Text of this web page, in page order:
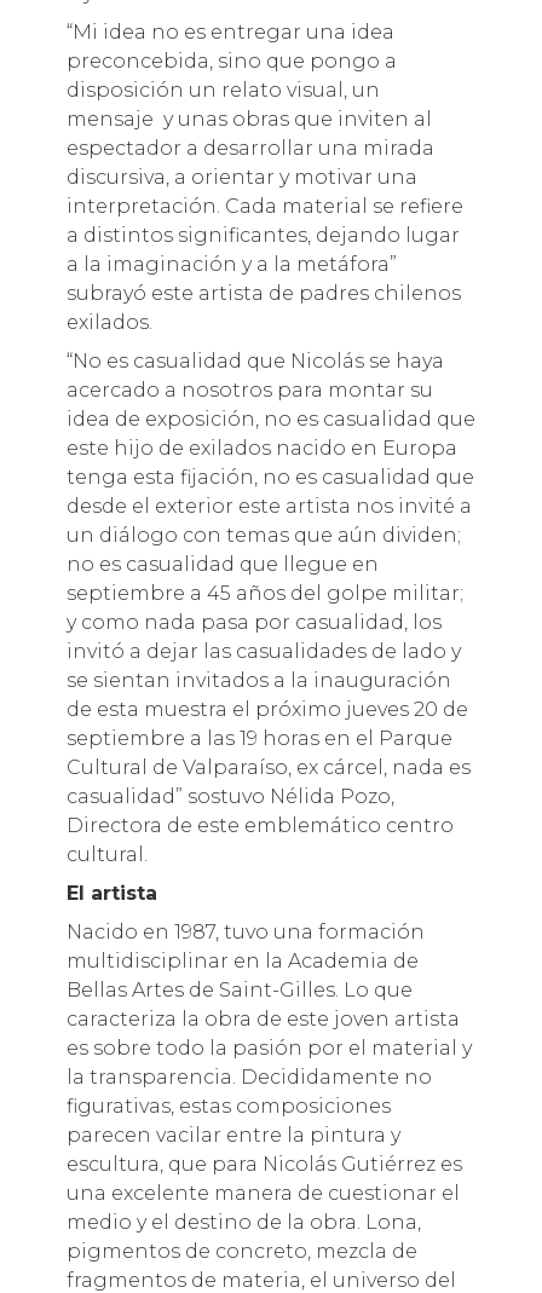
“Mi idea no es entregar una idea
preconcebida, sino que pongo a
disposición un relato visual, un
mensaje y unas obras que inviten al
espectador a desarrollar una mirada
discursiva, a orientar y motivar una
interpretación. Cada material se refiere
a distintos significantes, dejando lugar
a la imaginación y a la metáfora”
subrayó este artista de padres chilenos
exilados.
“No es casualidad que Nicolás se haya
acercado a nosotros para montar su
idea de exposición, no es casualidad que
este hijo de exilados nacido en Europa
tenga esta fijación, no es casualidad que
desde el exterior este artista nos invité a
un diálogo con temas que aún dividen;
no es casualidad que llegue en
septiembre a 45 años del golpe militar;
y como nada pasa por casualidad, los
invitó a dejar las casualidades de lado y
se sientan invitados a la inauguración
de esta muestra el próximo jueves 20 de
septiembre a las 19 horas en el Parque
Cultural de Valparaíso, ex cárcel, nada es
casualidad” sostuvo Nélida Pozo,
Directora de este emblemático centro
cultural.
El artista
Nacido en 1987, tuvo una formación
multidisciplinar en la Academia de
Bellas Artes de Saint-Gilles. Lo que
caracteriza la obra de este joven artista
es sobre todo la pasión por el material y
la transparencia. Decididamente no
figurativas, estas composiciones
parecen vacilar entre la pintura y
escultura, que para Nicolás Gutiérrez es
una excelente manera de cuestionar el
medio y el destino de la obra. Lona,
pigmentos de concreto, mezcla de
fragmentos de materia, el universo del